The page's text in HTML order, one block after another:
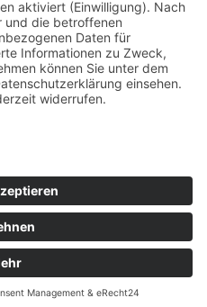
ist ein Unternehmen von
Salzburg.